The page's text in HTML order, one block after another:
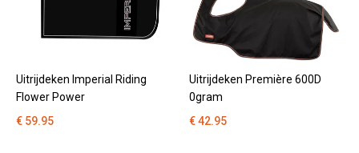
Uitrijdeken Imperial Riding
Flower Power
€ 59.95
Uitrijdeken Première 600D
0gram
€ 42.95